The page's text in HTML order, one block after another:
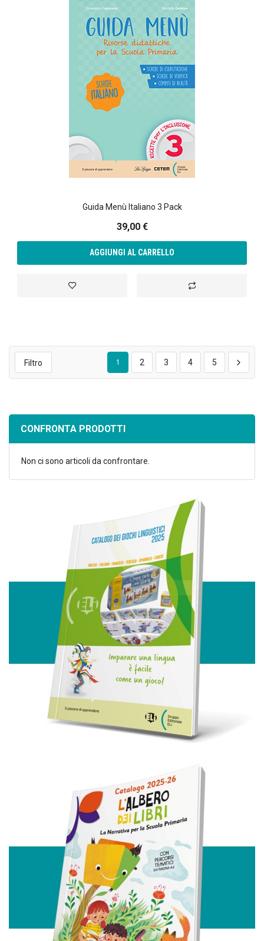
Guida Menù Italiano 3 Pack
39,00 €
AGGIUNGI AL CARRELLO
Aggiungi alla lista desideri Aggiungi al
Filtro 1 2 3 4 5
CONFRONTA PRODOTTI
Non ci sono articoli da confrontare.